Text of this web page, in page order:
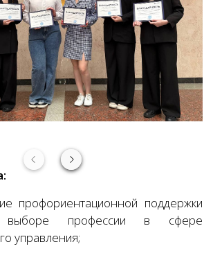
профориентационной поддержки
профессии в сфере
управления;